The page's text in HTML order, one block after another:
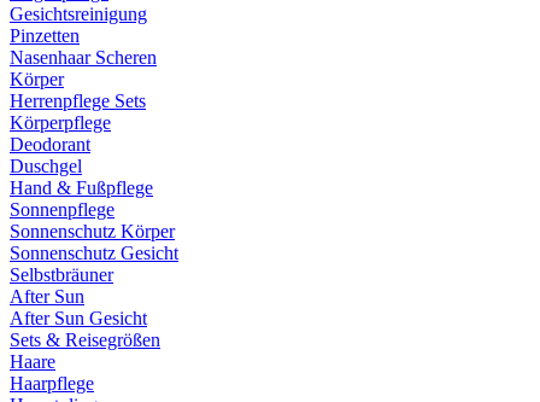
Gesichtsreinigung
Pinzetten
Nasenhaar Scheren
Körper
Herrenpflege Sets
Körperpflege
Deodorant
Duschgel
Hand & Fußpflege
Sonnenpflege
Sonnenschutz Körper
Sonnenschutz Gesicht
Selbstbräuner
After Sun
After Sun Gesicht
Sets & Reisegrößen
Haare
Haarpflege